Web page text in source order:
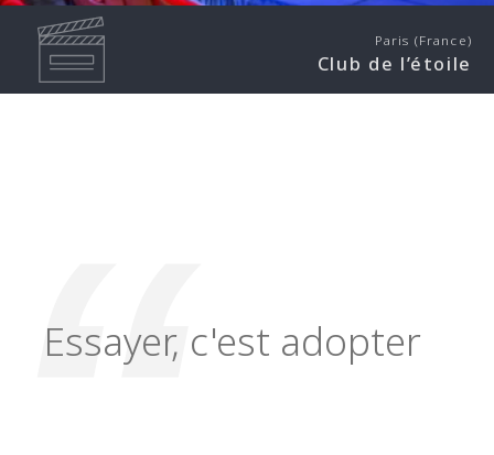
Paris (France)
Club de l’étoile
Essayer, c'est adopter